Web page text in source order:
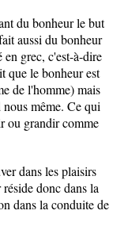
du bonheur le but
aussi du bonheur
grec, c'est-à-dire
que le bonheur est
de l'homme) mais
même. Ce qui
ou grandir comme
dans les plaisirs
donc dans la
dans la conduite de